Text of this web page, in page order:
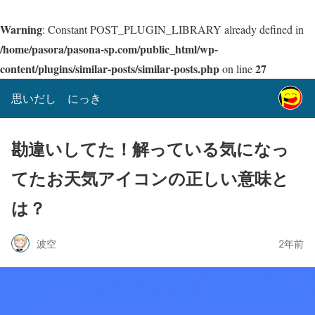
Warning: Constant POST_PLUGIN_LIBRARY already defined in
/home/pasora/pasona-sp.com/public_html/wp-
content/plugins/similar-posts/similar-posts.phpon line27
思いだし にっき
勘違いしてた！解っている気になっ
てたお天気アイコンの正しい意味と
は？
波空 2年前